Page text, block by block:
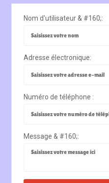
Nom d'utilisateur & #160;:
Adresse électronique:
Numéro de téléphone :
Message & #160;: